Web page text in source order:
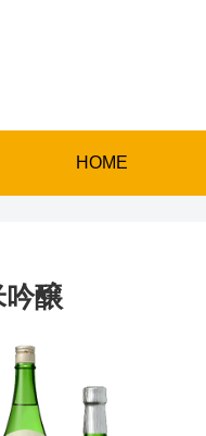
HOME
醸